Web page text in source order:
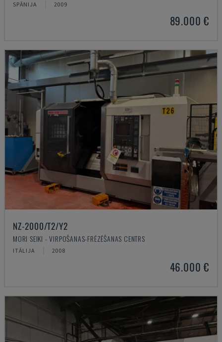
SPĀNIJA 2009
89.000 €
NZ-2000/T2/Y2
MORI SEIKI - VIRPOŠANAS-FRĒZĒŠANAS CENTRS
ITĀLIJA 2008
46.000 €